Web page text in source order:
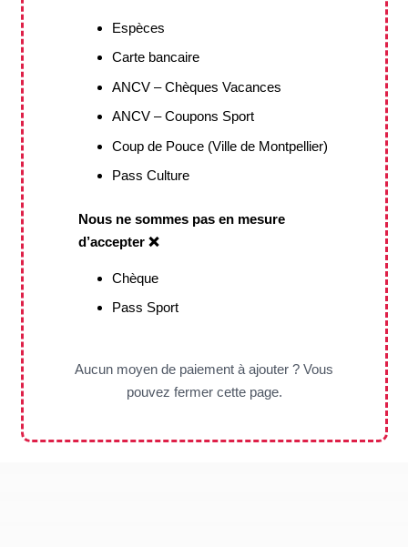
Espèces
Carte bancaire
ANCV – Chèques Vacances
ANCV – Coupons Sport
Coup de Pouce (Ville de Montpellier)
Pass Culture
Nous ne sommes pas en mesure
d’accepter ❌
Chèque
Pass Sport
Aucun moyen de paiement à ajouter ? Vous
pouvez fermer cette page.